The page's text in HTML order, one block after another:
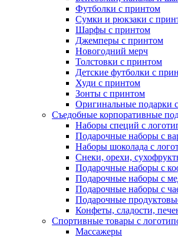
Футболки с принтом
Сумки и рюкзаки с
Шарфы с принтом
Джемперы с принтом
Новогодний мерч
Толстовки с принтом
Детские футболки с
Худи с принтом
Зонты с принтом
Оригинальные подарки
Съедобные корпоративные
Наборы специй с
Подарочные наборы с
Наборы шоколада с
Снеки, орехи,
Подарочные наборы с
Подарочные наборы с
Подарочные наборы с
Подарочные
Конфеты, сладости,
Спортивные товары с
Массажеры